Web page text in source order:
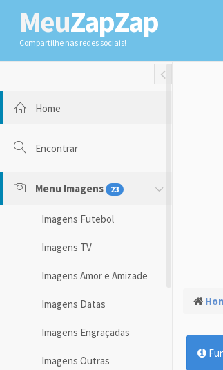
MeuZapZap
Compartilhe nas redes sociais!
Toggle Fullwidth
Home
Encontrar
Menu Imagens 23
Imagens Futebol
Imagens TV
Imagens Amor e Amizade
Imagens Datas
Imagens Engraçadas
Imagens Outras